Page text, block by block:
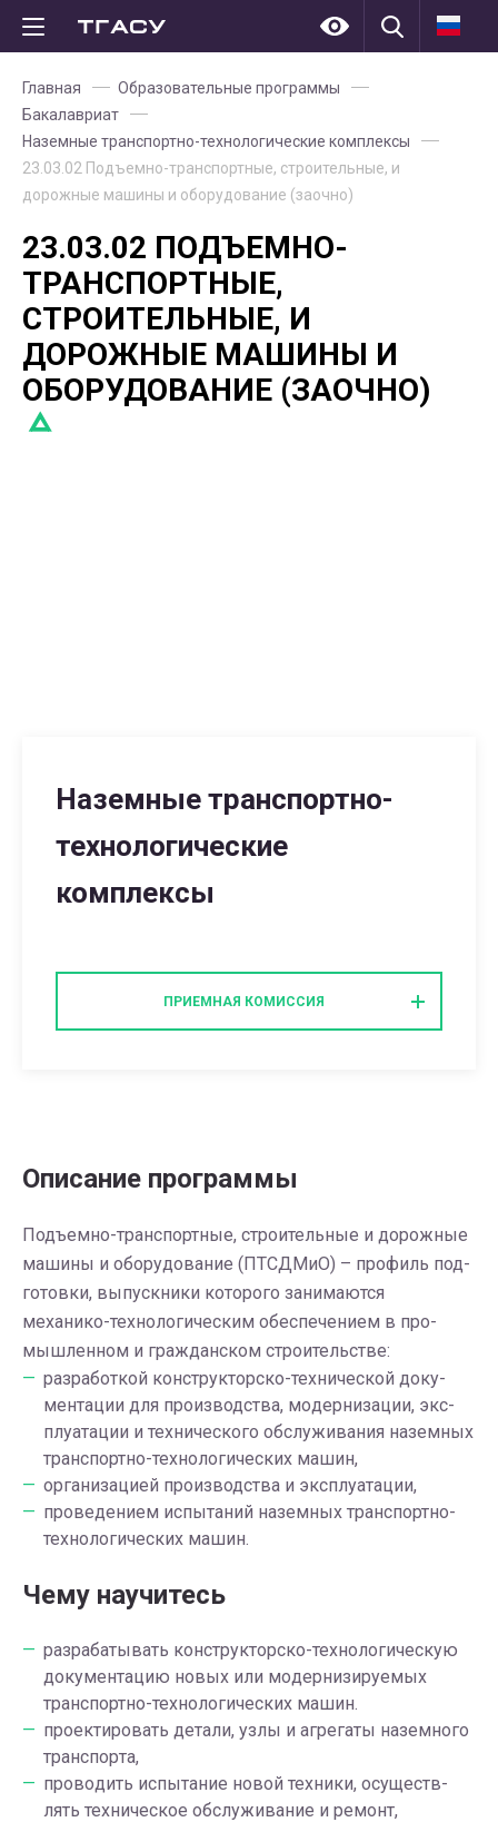
Главная
Образовательные программы
Бакалавриат
Наземные транспортно-технологические комплексы
23.03.02 Подъемно-транспортные, строительные, и
дорожные машины и оборудование (заочно)
23.03.02 ПОДЪЕМНО-
ТРАНСПОРТНЫЕ,
СТРОИТЕЛЬНЫЕ, И
ДОРОЖНЫЕ МАШИНЫ И
ОБОРУДОВАНИЕ (ЗАОЧНО)
Наземные транспортно-
технологические
комплексы
ПРИЕМНАЯ КОМИССИЯ
Описание программы
Подъемно-транспортные, строительные и дорожные
машины и оборудование (ПТСДМиО) – про­филь под­
го­тов­ки, выпускники которого занимаются
механико-технологическим обеспечением в про­
мыш­лен­ном и граж­дан­ском стро­и­тель­стве:
раз­ра­бот­кой кон­струк­тор­ско-тех­ни­че­ской до­ку­
мен­та­ции для про­из­вод­ства, мо­дер­ни­за­ции, экс­
плу­а­та­ции и тех­ни­че­ско­го об­слу­жи­ва­ния на­зем­ных
транс­порт­но-тех­но­ло­ги­че­ских машин,
ор­га­ни­за­ци­ей про­из­вод­ства и экс­плу­а­та­ции,
про­ве­де­ни­ем ис­пы­та­ний на­зем­ных транс­порт­но-
тех­но­ло­ги­че­ских машин.
Чему научитесь
раз­ра­ба­ты­вать кон­струк­тор­ско-тех­но­ло­ги­че­скую
до­ку­мен­та­цию новых или мо­дер­ни­зи­ру­е­мых
транс­порт­но-тех­но­ло­ги­че­ских машин.
про­ек­ти­ро­вать де­та­ли, узлы и аг­ре­га­ты на­зем­но­го
транс­пор­та,
про­во­дить ис­пы­та­ние новой тех­ни­ки, осу­ществ­
лять тех­ни­че­ское об­слу­жи­ва­ние и ре­монт,